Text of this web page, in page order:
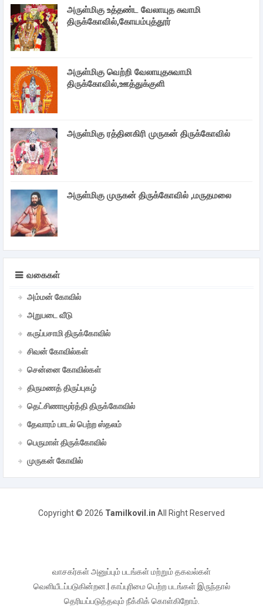
அருள்மிகு உத்தண்ட வேலாயுத சுவாமி
திருக்கோவில்,கோயம்புத்தூர்
அருள்மிகு வெற்றி வேலாயுதசுவாமி
திருக்கோவில்,ஊத்துக்குளி
அருள்மிகு ரத்தினகிரி முருகன் திருக்கோவில்
அருள்மிகு முருகன் திருக்கோவில் ,மருதமலை
வகைகள்
அம்மன் கோவில்
அறுபடை வீடு
கருப்பசாமி திருக்கோவில்
சிவன் கோவில்கள்
சென்னை கோவில்கள்
திருமணத் திருப்புகழ்
தெட்சிணாமூர்த்தி திருக்கோவில்
தேவாரம் பாடல் பெற்ற ஸ்தலம்
பெருமாள் திருக்கோவில்
முருகன் கோவில்
Copyright © 2026 Tamilkovil.in All Right Reserved
வாசகர்கள் அனுப்பும் படங்கள் மற்றும் தகவல்கள்
வெளியீடப்படுகின்றன.| காப்புரிமை பெற்ற படங்கள் இருந்தால்
தெரியப்படுத்தவும் நீக்கிக் கொள்கிறோம்.